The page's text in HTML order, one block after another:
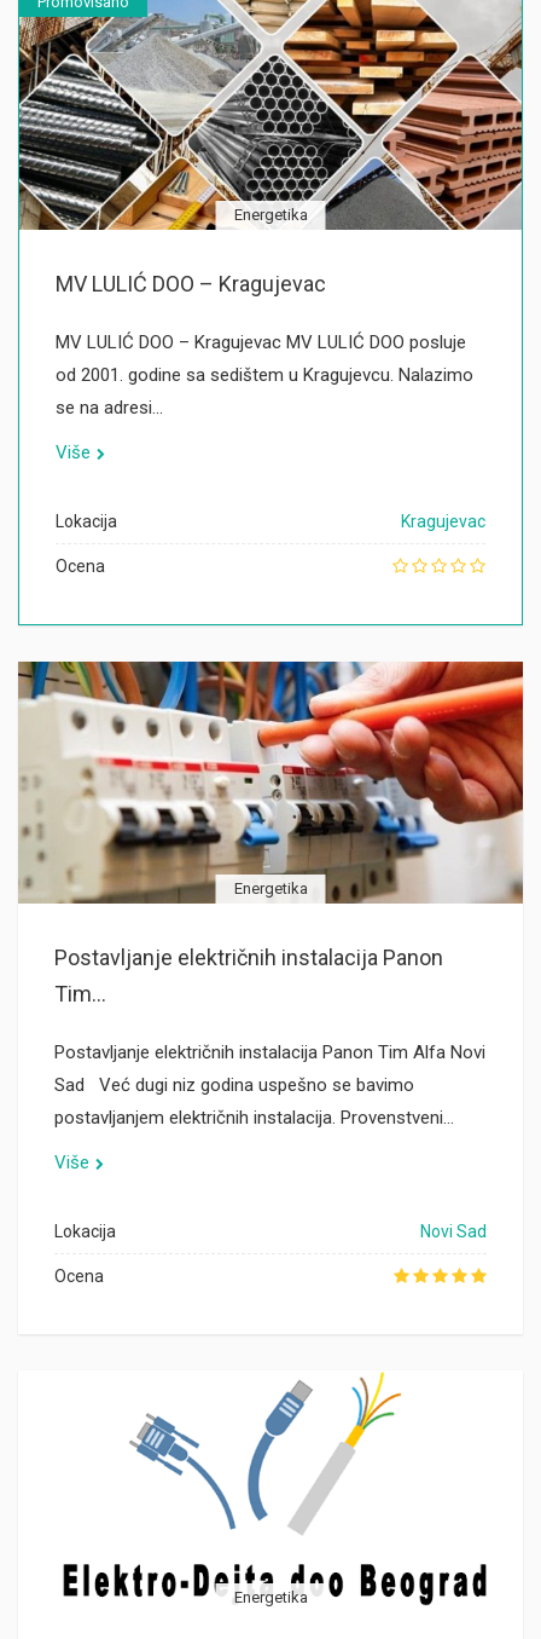
Energetika
MV LULIĆ DOO – Kragujevac
MV LULIĆ DOO – Kragujevac MV LULIĆ DOO posluje
od 2001. godine sa sedištem u Kragujevcu. Nalazimo
se na adresi…
Više
Lokacija Kragujevac
Ocena
Energetika
Postavljanje električnih instalacija Panon
Tim...
Postavljanje električnih instalacija Panon Tim Alfa Novi
Sad Već dugi niz godina uspešno se bavimo
postavljanjem električnih instalacija. Provenstveni…
Više
Lokacija Novi Sad
Ocena
Energetika